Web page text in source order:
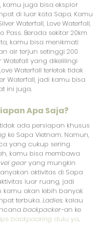
kamu juga bisa eksplor
di luar kota Sapa. Kamu
Waterfall, Love Waterfall,
Pass. Berada sekitar 20km
kamu bisa menikmati
air terjun setinggi 200
Watefall yang dikelilingi
Waterfall terletak tidak
Waterfall, jadi kamu bisa
ini juga.
Apa Saja?
ada persiapan khusus
ke Sapa Vietnam. Namun,
yang cukup sering
kamu bisa membawa
gear yang mungkin
aktivitas di Sapa
luar ruang, jadi
kamu akan lebih banyak
terbuka. Ladies, kalau
backpacker-an ke
backpacking dulu ya.